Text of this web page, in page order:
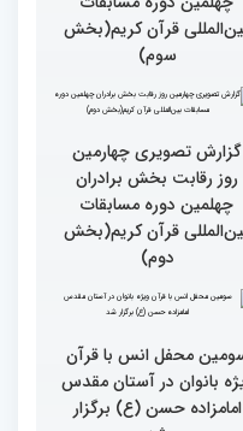
گزارش تصویری چهارمین
روز رقابت بخش برادران
چهلمین دوره مسابقات
بین‌المللی قرآن کریم(بخش
سوم)
گزارش تصویری چهارمین
روز رقابت بخش برادران
چهلمین دوره مسابقات
بین‌المللی قرآن کریم(بخش
دوم)